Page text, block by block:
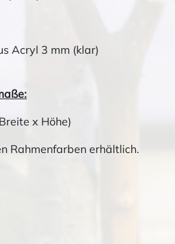
Acryl 3 mm (klar)
x Höhe)
Rahmenfarben erhältlich.